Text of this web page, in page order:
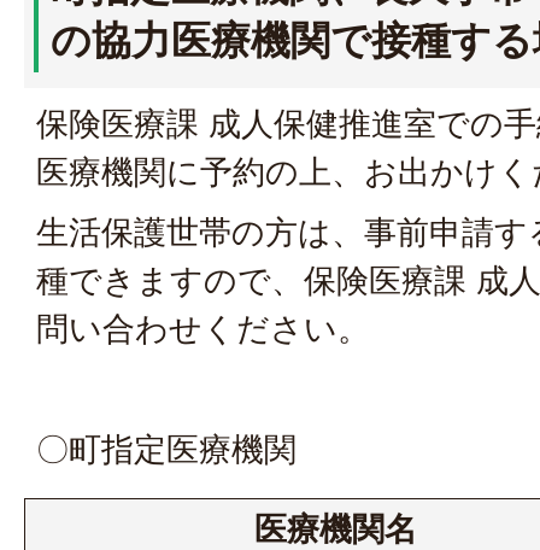
の協力医療機関で接種す
保険医療課 成人保健推進室での
医療機関に予約の上、お出かけ
生活保護世帯の方は、事前申請
種できますので、保険医療課 成
問い合わせください。
〇町指定医療機関
医療機関名